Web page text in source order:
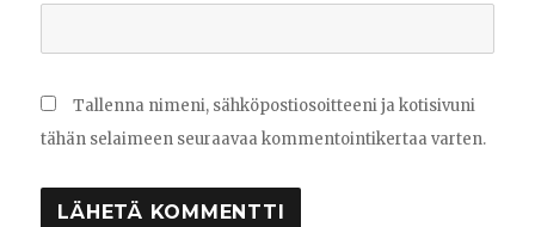
Tallenna nimeni, sähköpostiosoitteeni ja kotisivuni
tähän selaimeen seuraavaa kommentointikertaa varten.